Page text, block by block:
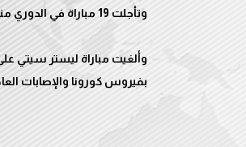
وألغيت مباراة ليستر سيتي
بفيروس كورونا والإصابات